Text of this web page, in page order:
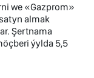
we «Gazprom»
almak
Şertnama
ýylda 5,5